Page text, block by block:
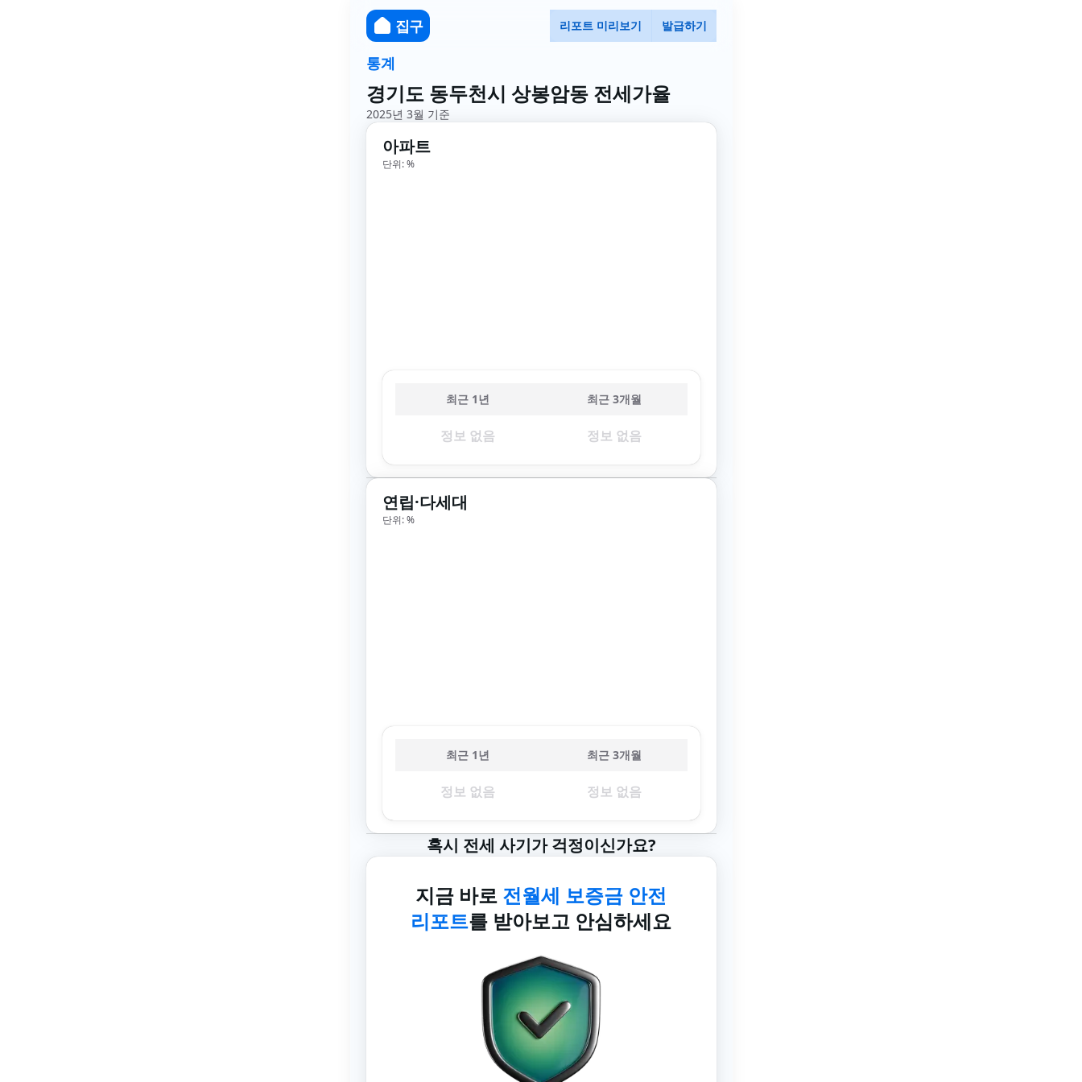
집구 리포트 미리보기 발급하기
통계
경기도 동두천시 상봉암동 전세가율
2025년 3월 기준
아파트
단위: %
최근 1년 최근 3개월
정보 없음 정보 없음
연립·다세대
단위: %
최근 1년 최근 3개월
정보 없음 정보 없음
혹시 전세 사기가 걱정이신가요?
지금 바로 전월세 보증금 안전
리포트를 받아보고 안심하세요